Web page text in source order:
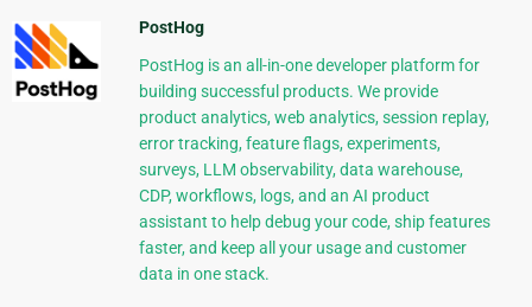
PostHog
PostHog is an all-in-one developer platform for
building successful products. We provide
product analytics, web analytics, session replay,
error tracking, feature flags, experiments,
surveys, LLM observability, data warehouse,
CDP, workflows, logs, and an AI product
assistant to help debug your code, ship features
faster, and keep all your usage and customer
data in one stack.